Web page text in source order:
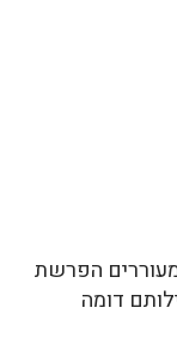
הפרשת
דומה